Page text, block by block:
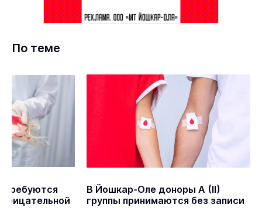
По теме
требуются
В Йошкар-Оле доноры A (II)
группы принимаются без записи